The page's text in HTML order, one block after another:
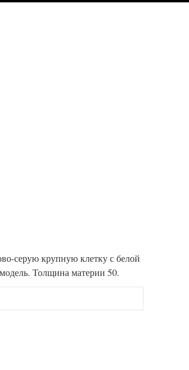
серую крупную клетку с белой
Толщина материи 50.